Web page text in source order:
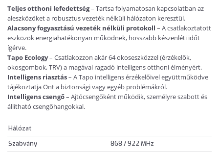
Teljes otthoni lefedettség– Tartsa folyamatosan kapcsolatban az
aleszközöket a robusztus vezeték nélküli hálózaton keresztül.
Alacsony fogyasztású vezeték nélküli protokoll – A csatlakoztatott
eszközök energiahatékonyan működnek, hosszabb készenléti időt
ígérve.
Tapo Ecology– Csatlakozzon akár 64 okoseszközzel (érzékelők,
okosgombok, TRV) a magával ragadó intelligens otthoni élményért.
Intelligens riasztás– A Tapo intelligens érzékelőivel együttműködve
tájékoztatja Önt a biztonsági vagy egyéb problémákról.
Intelligens csengő– Ajtócsengőként működik, személyre szabott és
állítható csengőhangokkal.
Hálózat
Szabvány
868 / 922 MHz